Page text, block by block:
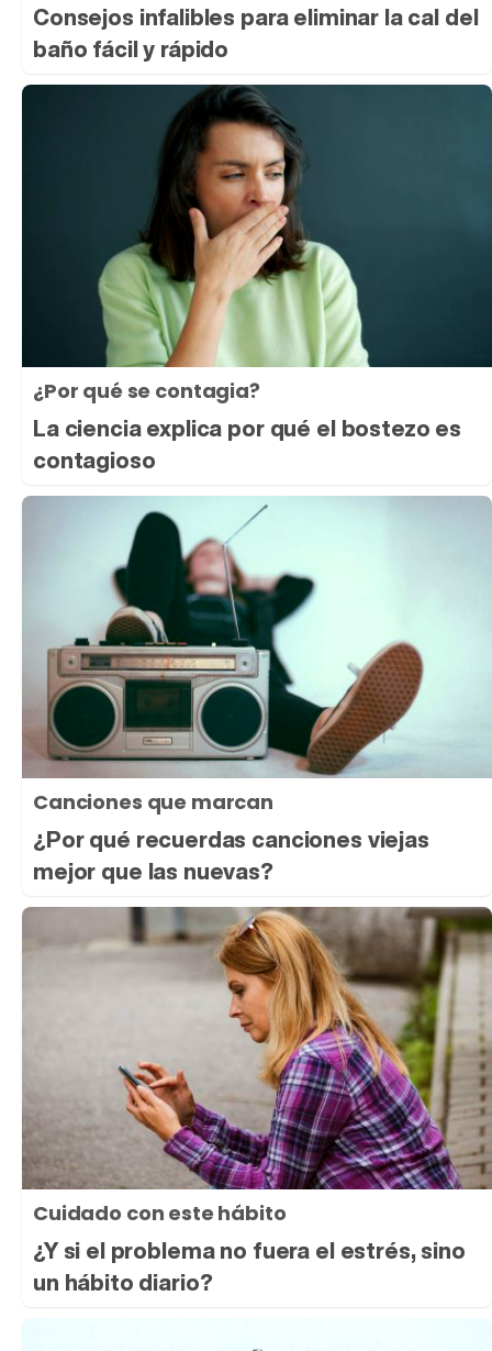
Consejos infalibles para eliminar la cal del
baño fácil y rápido
¿Por qué se contagia?
La ciencia explica por qué el bostezo es
contagioso
Canciones que marcan
¿Por qué recuerdas canciones viejas
mejor que las nuevas?
Cuidado con este hábito
¿Y si el problema no fuera el estrés, sino
un hábito diario?